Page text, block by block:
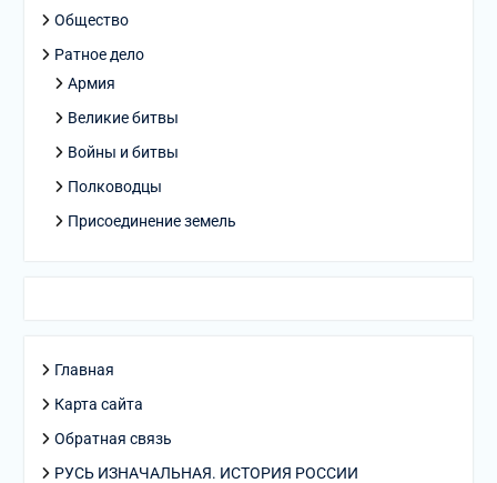
Общество
Ратное дело
Армия
Великие битвы
Войны и битвы
Полководцы
Присоединение земель
Главная
Карта сайта
Обратная связь
РУСЬ ИЗНАЧАЛЬНАЯ. ИСТОРИЯ РОССИИ